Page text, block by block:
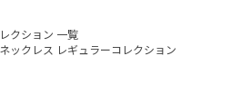
クション 一覧
ックレス レギュラーコレクション